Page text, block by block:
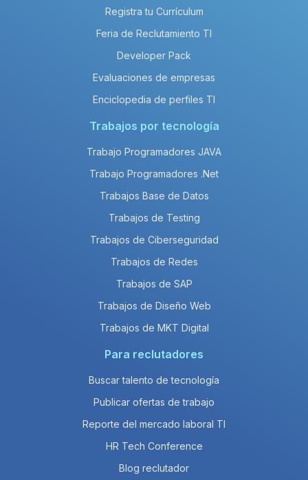
Registra tu Currículum
Feria de Reclutamiento TI
Developer Pack
Evaluaciones de empresas
Enciclopedia de perfiles TI
Trabajos por tecnología
Trabajo Programadores JAVA
Trabajo Programadores .Net
Trabajos Base de Datos
Trabajos de Testing
Trabajos de Ciberseguridad
Trabajos de Redes
Trabajos de SAP
Trabajos de Diseño Web
Trabajos de MKT Digital
Para reclutadores
Buscar talento de tecnología
Publicar ofertas de trabajo
Reporte del mercado laboral TI
HR Tech Conference
Blog reclutador